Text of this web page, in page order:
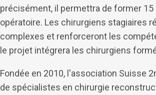
précisément, il permettra de former
opératoire. Les chirurgiens stagiaires
complexes et renforceront les
le projet intégrera les chirurgiens
Fondée en 2010, l'association Suisse
de spécialistes en chirurgie